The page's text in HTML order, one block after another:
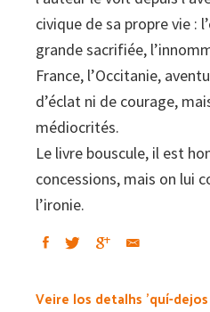
civique de sa propre vie :
grande sacrifiée,
France, l’Occitanie,
d’éclat ni de courage,
médiocrités.
Le livre bouscule, il est
concessions, mais on lui
l’ironie.
Veire los detalhs 'quí-dejos